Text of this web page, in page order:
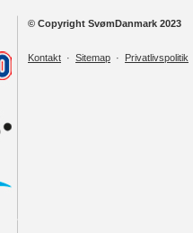
© Copyright SvømDanmark 2023
Kontakt · Sitemap · Privatlivspolitik